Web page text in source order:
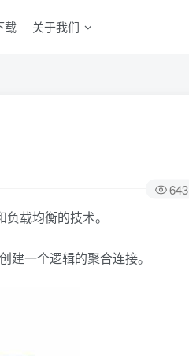
载 关于我们
643
载均衡的技术。
一个逻辑的聚合连接。